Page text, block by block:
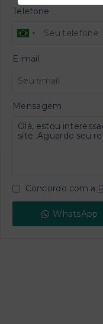
Telefone
E-mail
Mensagem
Concordo com a
WhatsApp